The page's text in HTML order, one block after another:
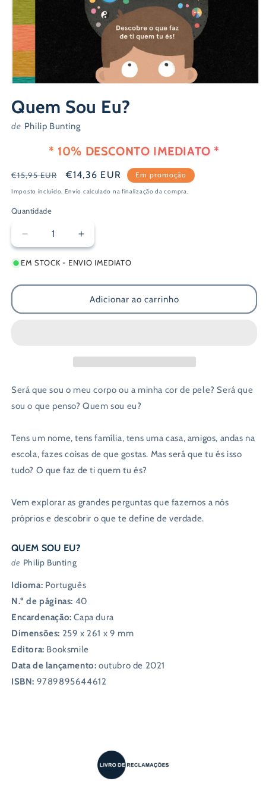
multimédia
1
em
modal
Quem Sou Eu?
de Philip Bunting
* 10% DESCONTO IMEDIATO *
Preço
normal
€15,95 EUR
Preço
de
€14,36 EUR Em promoção
Imposto incluído. Envio calculado na finalização da compra.
Quantidade
Diminuir
a
quantidade
Quem
Eu?
Aumentar
a
quantidade
Quem
Sou
Eu?
EM STOCK - ENVIO IMEDIATO
Adicionar ao carrinho
Será que sou o meu corpo ou a minha cor de pele? Será que
sou o que penso? Quem sou eu?
Tens um nome, tens família, tens uma casa, amigos, andas na
escola, fazes coisas de que gostas. Mas será que tu és isso
tudo? O que faz de ti quem tu és?
Vem explorar as grandes perguntas que fazemos a nós
próprios e descobrir o que te define de verdade.
QUEM SOU EU?
de Philip Bunting
Idioma: Português
N.º de páginas: 40
Encardenação:Capa dura
Dimensões: 259 x 261 x 9 mm
Editora: Booksmile
Data de lançamento: outubro de 2021
ISBN: 9789895644612